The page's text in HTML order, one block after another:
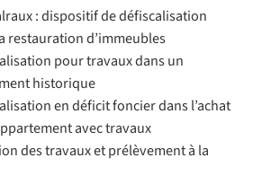
: dispositif de défiscalisation
restauration d’immeubles
pour travaux dans un
historique
en déficit foncier dans l’achat
avec travaux
des travaux et prélèvement à la